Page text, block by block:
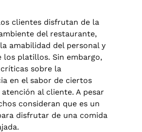
clientes disfrutan de la
del restaurante,
amabilidad del personal y
los platillos. Sin embargo,
sobre la
en el sabor de ciertos
al cliente. A pesar
consideran que es un
disfrutar de una comida